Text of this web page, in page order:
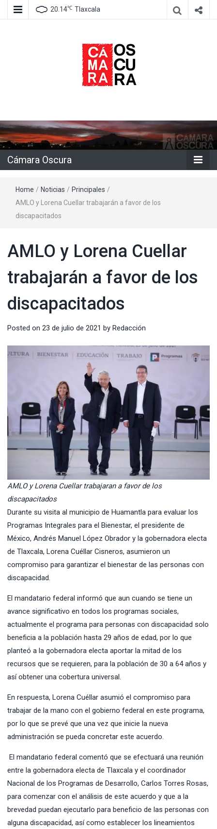
20.14℃ Tlaxcala
Cámara
Oscura
Cámara Oscura
Home / Noticias / Principales /
AMLO y Lorena Cuellar trabajarán a favor de los
discapacitados
AMLO y Lorena Cuellar
trabajarán a favor de los
discapacitados
Posted on 23 de julio de 2021 by Redacción
AMLO y Lorena Cuellar trabajaran a favor de los
discapacitados
Durante su visita al municipio de Huamantla para evaluar los
Programas Integrales para el Bienestar, el presidente de
México, Andrés Manuel López Obrador y la gobernadora electa
de Tlaxcala, Lorena Cuéllar Cisneros, asumieron un
compromiso para garantizar el bienestar de las personas con
discapacidad.
El mandatario federal informó que aun cuando se tiene un
avance significativo en todos los programas sociales,
actualmente el programa para personas con discapacidad solo
beneficia a la población hasta 29 años de edad, por lo que
planteó a la gobernadora electa aportar la mitad de los
recursos que se requieren, para la población de 30 a 64 años y
así obtener una cobertura universal.
En respuesta, Lorena Cuéllar asumió el compromiso para
trabajar de la mano con el gobierno federal en este programa,
por lo que se prevé que una vez que inicie la nueva
administración se pueda concretar este acuerdo.
El mandatario federal comentó que se efectuará una reunión
entre la gobernadora electa de Tlaxcala y el coordinador
Nacional de los Programas de Desarrollo, Carlos Torres Rosas,
para comenzar con el análisis de este acuerdo y que a la
brevedad puedan ejecutarlo para beneficio de las personas con
alguna discapacidad, así como establecer los lineamientos